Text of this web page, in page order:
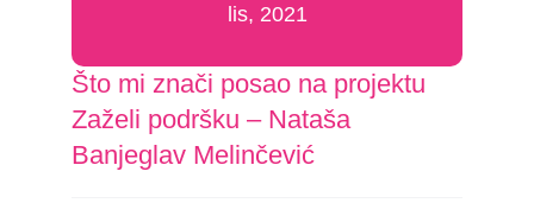
lis, 2021
Što mi znači posao na projektu
Zaželi podršku – Nataša
Banjeglav Melinčević